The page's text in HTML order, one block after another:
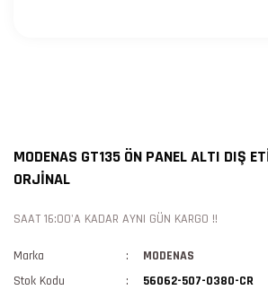
MODENAS GT135 ÖN PANEL ALTI DIŞ
ORJİNAL
SAAT 16:00'A KADAR AYNI GÜN KARGO !!
Marka
MODENAS
Stok Kodu
56062-507-0380-CR